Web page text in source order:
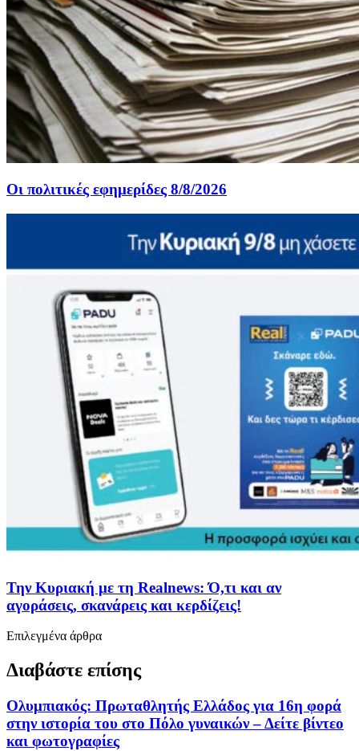
Οι πολιτικές εφημερίδες 8/8/2026
Την Κυριακή με τη Realnews: Ό,τι και αν
αγοράσεις, σκανάρεις και κερδίζεις!
Επιλεγμένα άρθρα
Διαβάστε επίσης
Ολυμπιακός: Πρωταθλητής Ελλάδος για 16η φορά
στην ιστορία του στο Πόλο γυναικών – Δείτε βίντεο
και φωτογραφίες